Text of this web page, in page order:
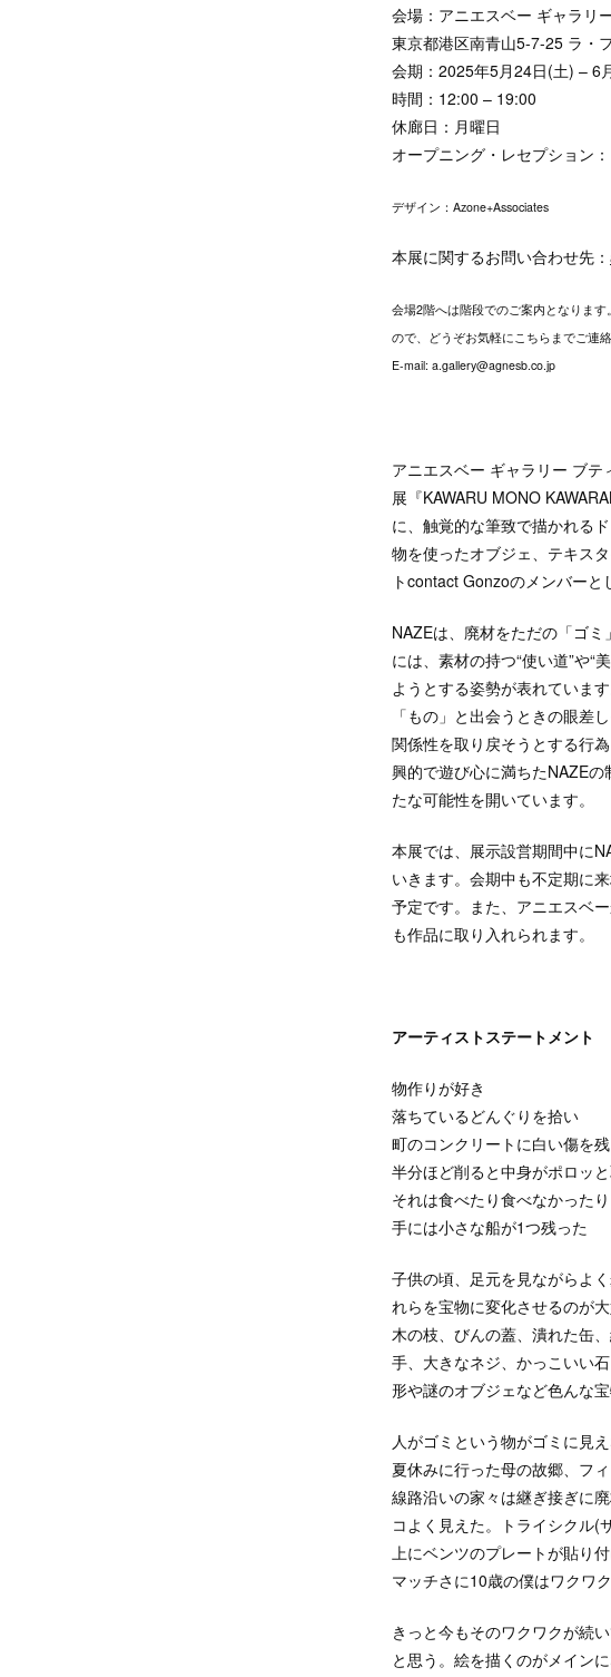
会場：アニエスベー ギャラリ
東京都港区南青山5-7-25 ラ・
会期：2025年5月24日(土) – 6
時間：12:00 – 19:00
休廊日：月曜日
オープニング・レセプション
デザイン：Azone+Associates
本展に関するお問い合わせ先：
会場2階へは階段でのご案内となりま
ので、どうぞお気軽にこちらまでご連絡
E-mail: a.gallery@agnesb.co.jp
アニエスベー ギャラリー ブ
展『KAWARU MONO
に、触覚的な筆致で描かれる
物を使ったオブジェ、テキス
トcontact Gonzoのメンバーと
NAZEは、廃材をただの「ゴ
には、素材の持つ“使い道”や“
ようとする姿勢が表れていま
「もの」と出会うときの眼差
関係性を取り戻そうとする行
興的で遊び心に満ちたNAZE
たな可能性を開いています。
本展では、展示設営期間中に
いきます。会期中も不定期に
予定です。また、アニエスベ
も作品に取り入れられます。
アーティストステートメント
物作りが好き
落ちているどんぐりを拾い
町のコンクリートに白い傷を
半分ほど削ると中身がポロッ
それは食べたり食べなかったり
手には小さな船が1つ残った
子供の頃、足元を見ながらよ
れらを宝物に変化させるのが大
木の枝、びんの蓋、潰れた缶
手、大きなネジ、かっこいい
形や謎のオブジェなど色んな
人がゴミという物がゴミに見
夏休みに行った母の故郷、フ
線路沿いの家々は継ぎ接ぎに
コよく見えた。トライシクル(
上にベンツのプレートが貼り
マッチさに10歳の僕はワクワク
きっと今もそのワクワクが続
と思う。絵を描くのがメイン